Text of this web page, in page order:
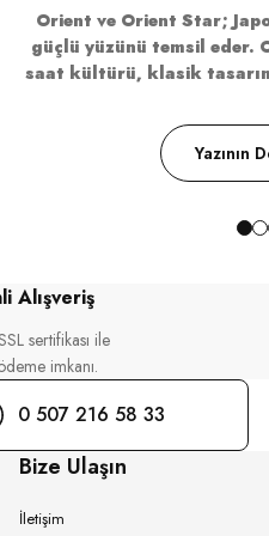
Orient ve Orient Star;
güçlü yüzünü temsil eder.
saat kültürü, klasik
işçilik, güç rezervi
segment mekanik
Yazının
Alışveriş
sertifikası ile
imkanı.
0 507 216 58 33
Bize Ulaşın
İletişim